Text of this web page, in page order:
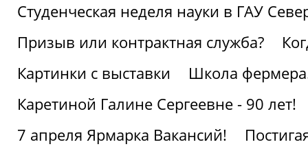
Студенческая неделя науки в ГАУ
Призыв или контрактная служба?
Картинки с выставки
Школа
Каретиной Галине Сергеевне - 90 лет!
7 апреля Ярмарка Вакансий!